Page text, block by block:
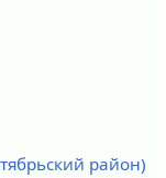
район)